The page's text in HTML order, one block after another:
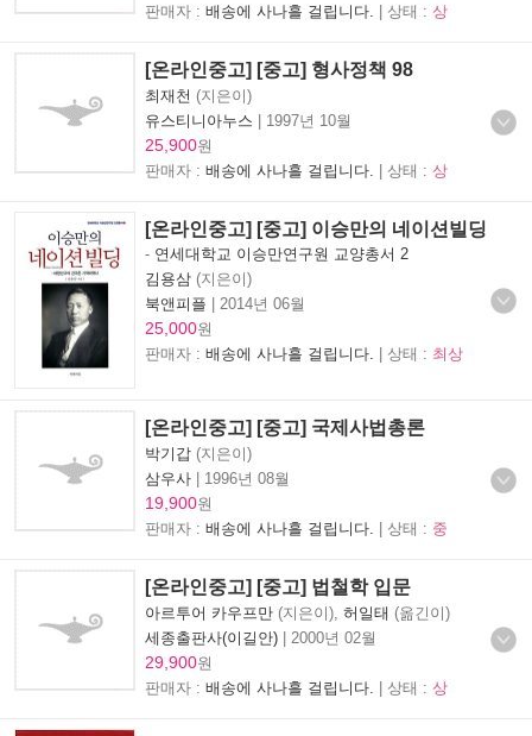
판매자 : 배송에 사나흘 걸립니다. | 상태 : 상
[온라인중고] [중고] 형사정책 98
최재천 (지은이)
유스티니아누스 | 1997년 10월
25,900원
판매자 : 배송에 사나흘 걸립니다. | 상태 : 상
[온라인중고] [중고] 이승만의 네이션빌딩
- 연세대학교 이승만연구원 교양총서 2
김용삼 (지은이)
북앤피플 | 2014년 06월
25,000원
판매자 : 배송에 사나흘 걸립니다. | 상태 : 최상
[온라인중고] [중고] 국제사법총론
박기갑 (지은이)
삼우사 | 1996년 08월
19,900원
판매자 : 배송에 사나흘 걸립니다. | 상태 : 중
[온라인중고] [중고] 법철학 입문
아르투어 카우프만 (지은이), 허일태 (옮긴이)
세종출판사(이길안) | 2000년 02월
29,900원
판매자 : 배송에 사나흘 걸립니다. | 상태 : 상